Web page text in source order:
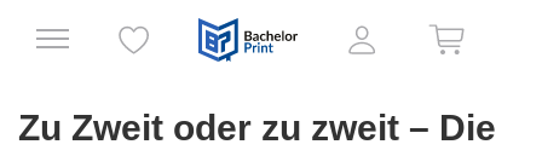
Zu Zweit oder zu zweit – Die